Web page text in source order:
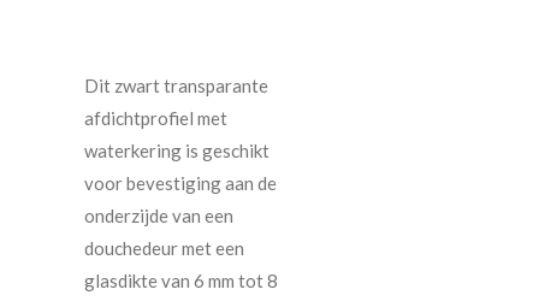
Dit zwart transparante
afdichtprofiel met
waterkering is geschikt
voor bevestiging aan de
onderzijde van een
douchedeur met een
glasdikte van 6 mm tot 8